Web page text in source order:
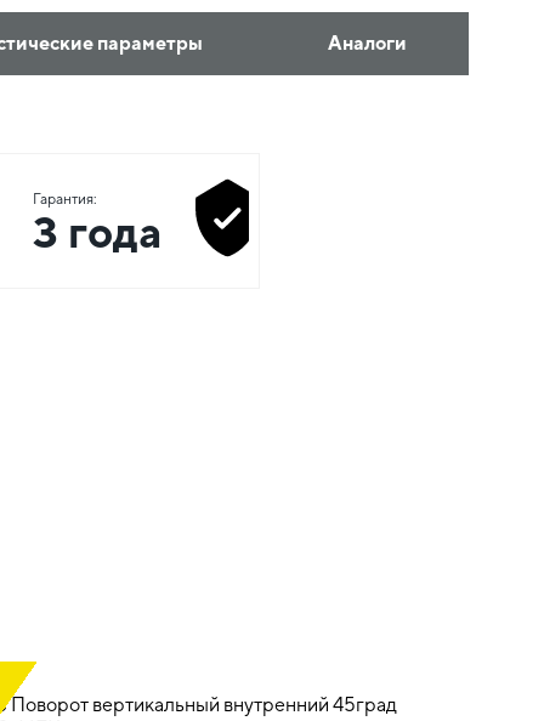
параметры Аналоги
Гарантия:
3 года